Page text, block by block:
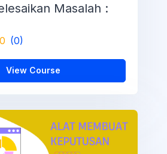
Masalah :
0 (0)
View Course